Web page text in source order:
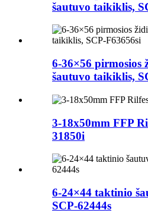
šautuvo taikiklis,
6-36×56 pirmosios
šautuvo taikiklis,
3-18x50mm FFP
31850i
6-24×44 taktinio
SCP-62444s